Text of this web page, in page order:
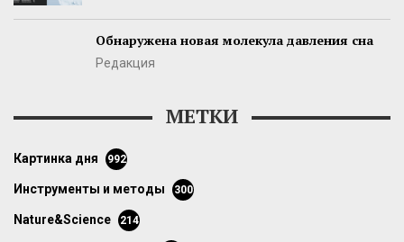
Обнаружена новая молекула давления сна
Редакция
МЕТКИ
картинка дня 992
инструменты и методы 300
Nature&Science 214